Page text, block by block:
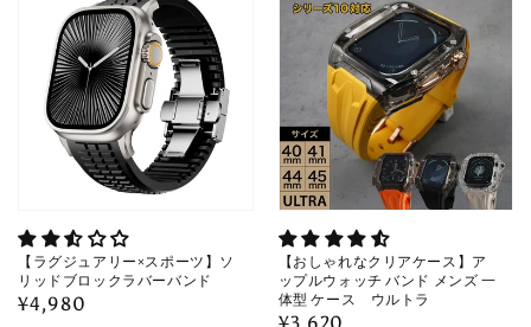
【ラグジュアリー×スポーツ】ソ
リッドブロックラバーバンド
通
¥4,980
【おしゃれなクリアケース】ア
ップルウォッチ バンド メンズ 一
体型 ケース ウルトラ